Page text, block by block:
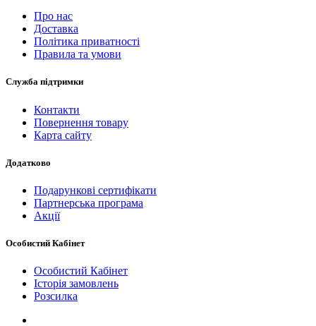
Про нас
Доставка
Політика приватності
Правила та умови
Служба підтримки
Контакти
Повернення товару
Карта сайту
Додатково
Подарункові сертифікати
Партнерська програма
Акції
Особистий Кабінет
Особистий Кабінет
Історія замовлень
Розсилка